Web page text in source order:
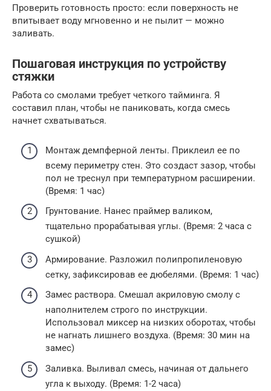
Проверить готовность просто: если поверхность не
впитывает воду мгновенно и не пылит — можно
заливать.
Пошаговая инструкция по устройству
стяжки
Работа со смолами требует четкого тайминга. Я
составил план, чтобы не паниковать, когда смесь
начнет схватываться.
Монтаж демпферной ленты. Приклеил ее по
всему периметру стен. Это создаст зазор, чтобы
пол не треснул при температурном расширении.
(Время: 1 час)
Грунтование. Нанес праймер валиком,
тщательно прорабатывая углы. (Время: 2 часа с
сушкой)
Армирование. Разложил полипропиленовую
сетку, зафиксировав ее дюбелями. (Время: 1 час)
Замес раствора. Смешал акриловую смолу с
наполнителем строго по инструкции.
Использовал миксер на низких оборотах, чтобы
не нагнать лишнего воздуха. (Время: 30 мин на
замес)
Заливка. Выливал смесь, начиная от дальнего
угла к выходу. (Время: 1-2 часа)